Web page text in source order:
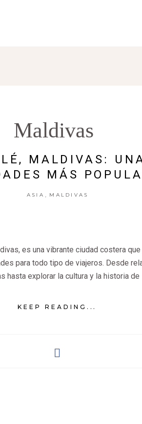
Maldivas
MALDIVAS:
MÁS
ASIA MALDIVAS
es una vibrante ciudad costera
para todo tipo de viajeros. Desde
hasta explorar la cultura y la historia de
KEEP READING...